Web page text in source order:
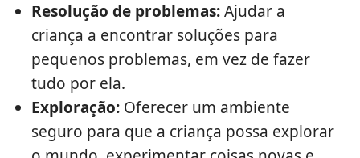
Resolução de problemas:Ajudar a
criança a encontrar soluções para
pequenos problemas, em vez de fazer
tudo por ela.
Exploração: Oferecer um ambiente
seguro para que a criança possa explorar